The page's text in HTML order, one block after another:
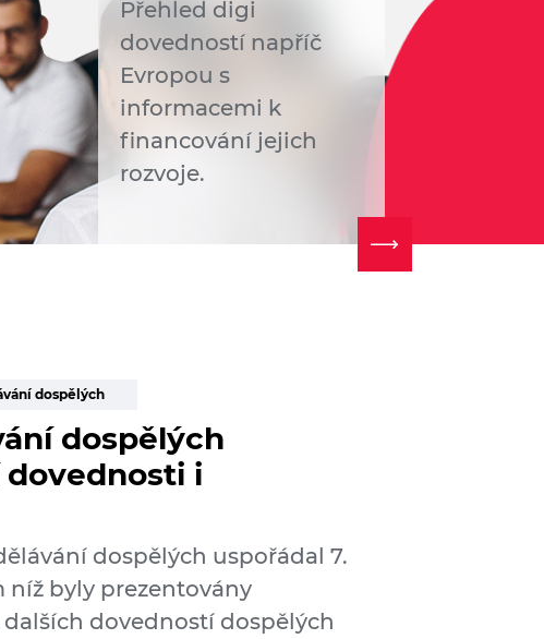
Přehled digi
dovedností napříč
Evropou s
informacemi k
financování jejich
rozvoje.
dospělých
dospělých
i
dospělých uspořádal 7.
níž byly prezentovány
dovedností dospělých